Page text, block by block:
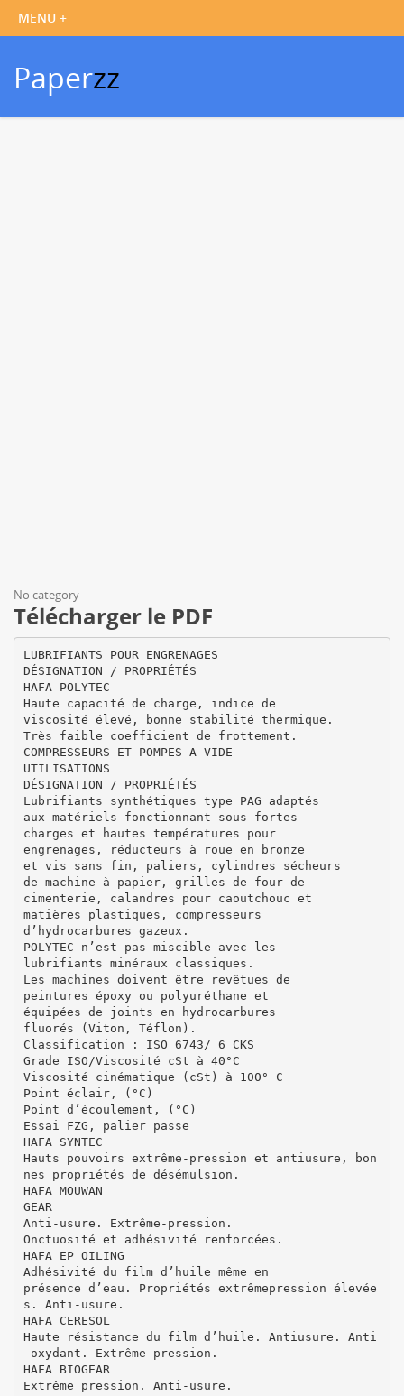
Paperzz
No category
Télécharger le PDF
LUBRIFIANTS POUR ENGRENAGES
DÉSIGNATION / PROPRIÉTÉS
HAFA POLYTEC
Haute capacité de charge, indice de
viscosité élevé, bonne stabilité thermique.
Très faible coefficient de frottement.
COMPRESSEURS ET POMPES A VIDE
UTILISATIONS
DÉSIGNATION / PROPRIÉTÉS
Lubrifiants synthétiques type PAG adaptés
aux matériels fonctionnant sous fortes
charges et hautes températures pour
engrenages, réducteurs à roue en bronze
et vis sans fin, paliers, cylindres sécheurs
de machine à papier, grilles de four de
cimenterie, calandres pour caoutchouc et
matières plastiques, compresseurs
d’hydrocarbures gazeux.
POLYTEC n’est pas miscible avec les
lubrifiants minéraux classiques.
Les machines doivent être revêtues de
peintures époxy ou polyuréthane et
équipées de joints en hydrocarbures
fluorés (Viton, Téflon).
Classification : ISO 6743/ 6 CKS
Grade ISO/Viscosité cSt à 40°C
Viscosité cinématique (cSt) à 100° C
Point éclair, (°C)
Point d’écoulement, (°C)
Essai FZG, palier passe
HAFA SYNTEC
Hauts pouvoirs extrême-pression et antiusure, bon
nes propriétés de désémulsion.
HAFA MOUWAN
GEAR
Anti-usure. Extrême-pression.
Onctuosité et adhésivité renforcées.
HAFA EP OILING
Adhésivité du film d’huile même en
présence d’eau. Propriétés extrêmepression élevée
s. Anti-usure.
HAFA CERESOL
Haute résistance du film d’huile. Antiusure. Anti
-oxydant. Extrême pression.
HAFA BIOGEAR
Extrême pression. Anti-usure.